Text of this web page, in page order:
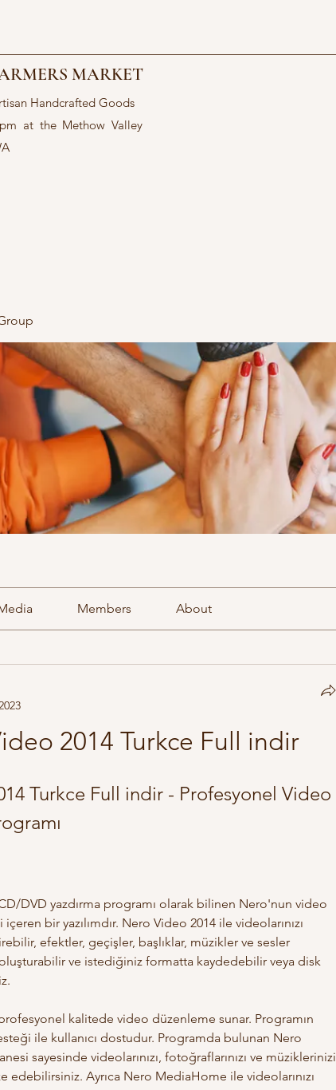
MARKET
Handcrafted Goods
at the Methow Valley
Members About
2014 Turkce Full indir
Turkce Full indir - Profesyonel Video
bir yazılımdır. Nero Video 2014 ile videolarınızı
efektler, geçişler, başlıklar, müzikler ve sesler
ve istediğiniz formatta kaydedebilir veya disk
ile kullanıcı dostudur. Programda bulunan Nero
sayesinde videolarınızı, fotoğraflarınızı ve müziklerinizi
edebilirsiniz. Ayrıca Nero MediaHome ile videolarınızı